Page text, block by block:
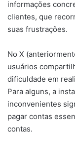
informações
clientes, que
suas frustrações.
No X
usuários
dificuldade em
Para alguns, a
inconvenientes
pagar contas
contas.